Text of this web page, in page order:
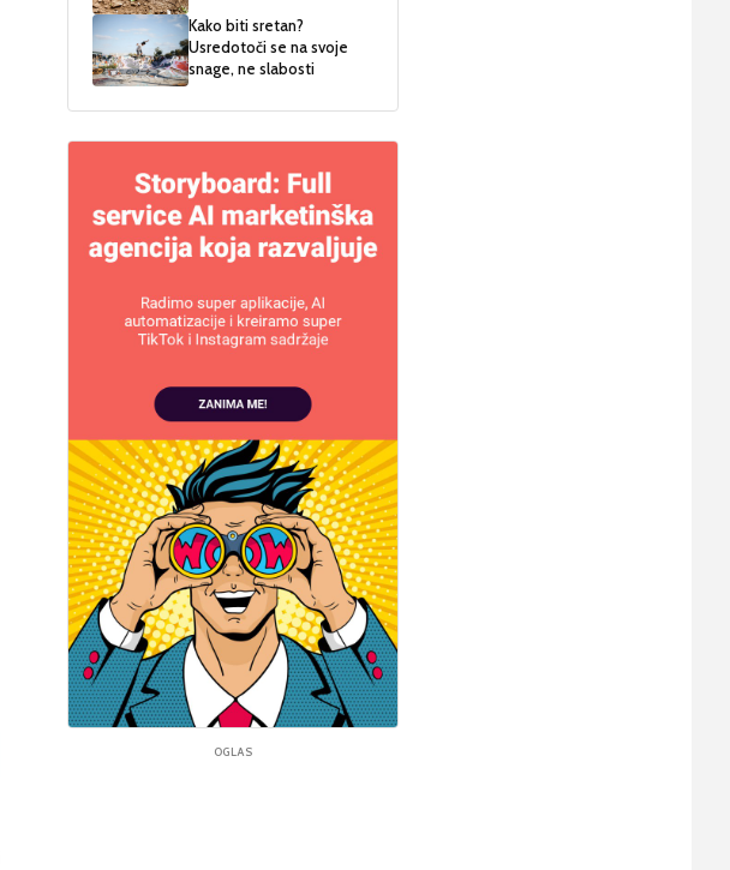
Kako biti sretan?
Usredotoči se na svoje
snage, ne slabosti
OGLAS